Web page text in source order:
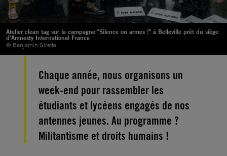
Atelier clean tag sur la campagne "Silence on armes !" à Belleville prêt du siège
d'Amnesty International France
© Benjamin Girette
Chaque année, nous organisons un
week-end pour rassembler les
étudiants et lycéens engagés de nos
antennes jeunes. Au programme ?
Militantisme et droits humains !